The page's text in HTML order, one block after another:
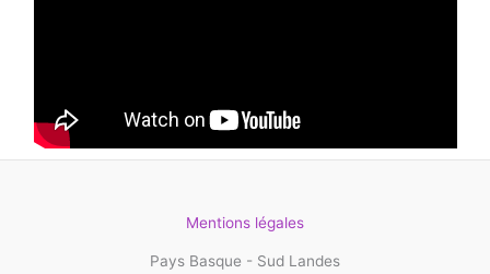
Mentions légales
Pays Basque - Sud Landes